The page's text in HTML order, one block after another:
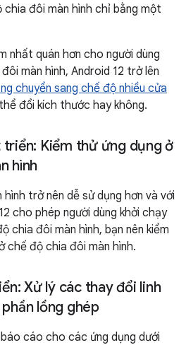
đôi màn hình chỉ bằng một
nhất quán hơn cho người dùng
màn hình, Android 12 trở lên
chuyển sang chế độ nhiều cửa
đổi kích thước hay không.
triển: Kiểm thử ứng dụng ở
hình
trở nên dễ sử dụng hơn và với
cho phép người dùng khởi chạy
chia đôi màn hình, bạn nên kiểm
chế độ chia đôi màn hình.
Xử lý các thay đổi linh
lồng ghép
cáo cho các ứng dụng dưới